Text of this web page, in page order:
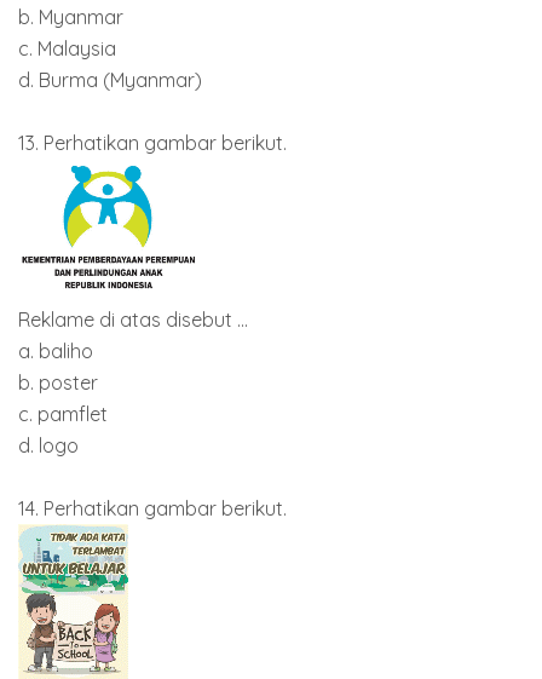
b. Myanmar
c. Malaysia
d. Burma (Myanmar)
13. Perhatikan gambar berikut.
Reklame di atas disebut ...
a. baliho
b. poster
c. pamflet
d. logo
14. Perhatikan gambar berikut.